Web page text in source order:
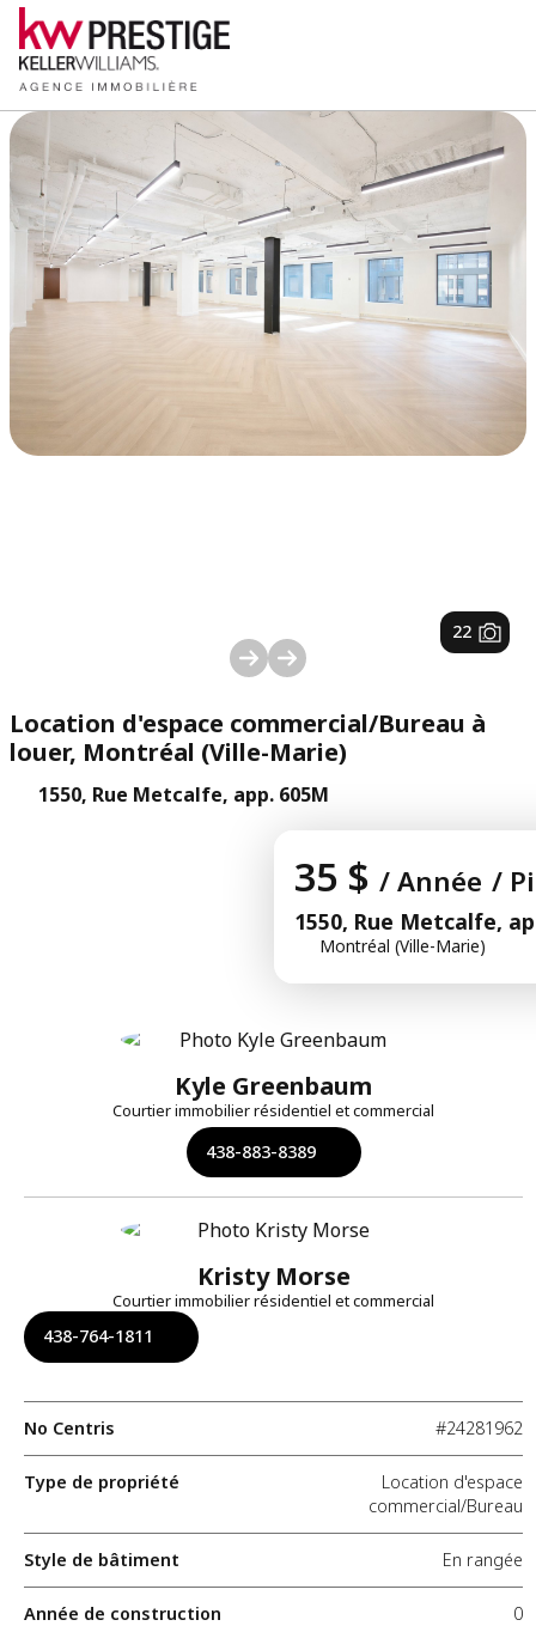
1/ 22
Location d'espace commercial/Bureau à
louer, Montréal (Ville-Marie)
1550, Rue Metcalfe, app. 605M
35 $ / Année /
1550, Rue Metcalfe,
Montréal (Ville-Marie)
Kyle Greenbaum
Courtier immobilier résidentiel et commercial
438-883-8389
Kristy Morse
Courtier immobilier résidentiel et commercial
438-764-1811
No Centris #24281962
Type de propriété
Location d'espace
commercial/Bureau
Style de bâtiment En rangée
Année de construction 0